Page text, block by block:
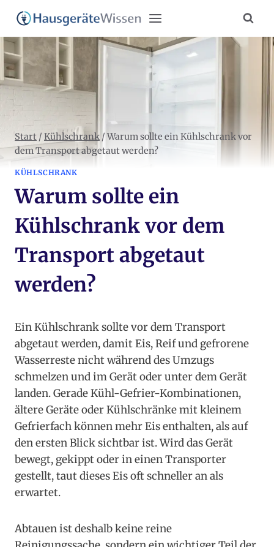
Zum
Inhalt
springen
Start / Kühlschrank / Warum sollte ein Kühlschrank vor
dem Transport abgetaut werden?
KÜHLSCHRANK
Warum sollte ein
Kühlschrank vor dem
Transport abgetaut
werden?
Ein Kühlschrank sollte vor dem Transport
abgetaut werden, damit Eis, Reif und gefrorene
Wasserreste nicht während des Umzugs
schmelzen und im Gerät oder unter dem Gerät
landen. Gerade Kühl-Gefrier-Kombinationen,
ältere Geräte oder Kühlschränke mit kleinem
Gefrierfach können mehr Eis enthalten, als auf
den ersten Blick sichtbar ist. Wird das Gerät
bewegt, gekippt oder in einen Transporter
gestellt, taut dieses Eis oft schneller an als
erwartet.
Abtauen ist deshalb keine reine